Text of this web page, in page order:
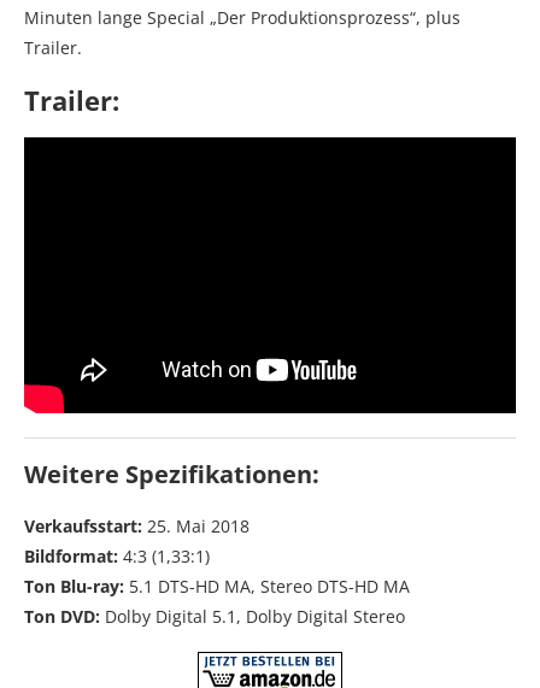
Minuten lange Special „Der Produktionsprozess“, plus
Trailer.
Trailer:
Weitere Spezifikationen:
Verkaufsstart: 25. Mai 2018
Bildformat: 4:3 (1,33:1)
Ton Blu-ray: 5.1 DTS-HD MA, Stereo DTS-HD MA
Ton DVD: Dolby Digital 5.1, Dolby Digital Stereo